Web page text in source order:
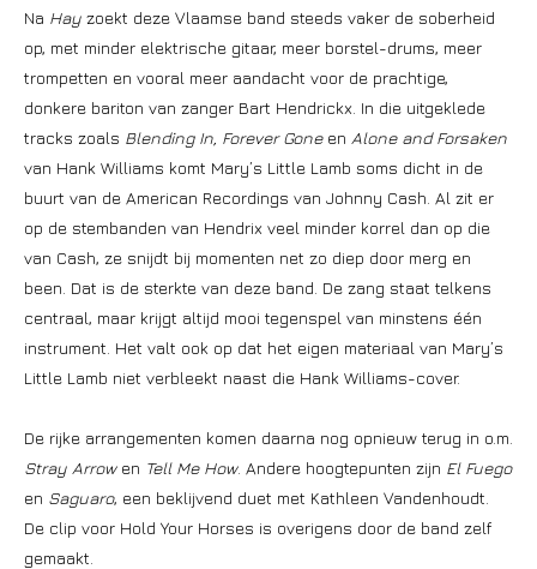
Na Hay zoekt deze Vlaamse band steeds vaker de soberheid
op, met minder elektrische gitaar, meer borstel-drums, meer
trompetten en vooral meer aandacht voor de prachtige,
donkere bariton van zanger Bart Hendrickx. In die uitgeklede
tracks zoals Blending In, Forever Goneen Alone and Forsaken
van Hank Williams komt Mary’s Little Lamb soms dicht in de
buurt van de American Recordings van Johnny Cash. Al zit er
op de stembanden van Hendrix veel minder korrel dan op die
van Cash, ze snijdt bij momenten net zo diep door merg en
been. Dat is de sterkte van deze band. De zang staat telkens
centraal, maar krijgt altijd mooi tegenspel van minstens één
instrument. Het valt ook op dat het eigen materiaal van Mary’s
Little Lamb niet verbleekt naast die Hank Williams-cover.
De rijke arrangementen komen daarna nog opnieuw terug in o.m.
Stray Arrowen Tell Me How. Andere hoogtepunten zijn El Fuego
en Saguaro, een beklijvend duet met Kathleen Vandenhoudt.
De clip voor Hold Your Horses is overigens door de band zelf
gemaakt.